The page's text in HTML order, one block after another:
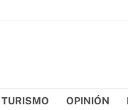
TURISMO OPINIÓN